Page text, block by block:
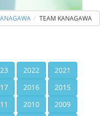
TEAM KANAGAWA
2022
2021
2016
2015
2010
2009